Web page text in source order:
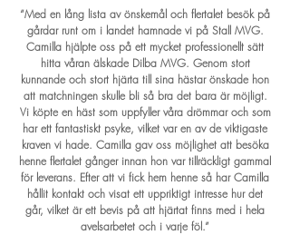
“Med en lång lista av önskemål och flertalet besök på
gårdar runt om i landet hamnade vi på Stall MVG.
Camilla hjälpte oss på ett mycket professionellt sätt
hitta våran älskade Dilba MVG. Genom stort
kunnande och stort hjärta till sina hästar önskade hon
att matchningen skulle bli så bra det bara är möjligt.
Vi köpte en häst som uppfyller våra drömmar och som
har ett fantastiskt psyke, vilket var en av de viktigaste
kraven vi hade. Camilla gav oss möjlighet att besöka
henne flertalet gånger innan hon var tillräckligt gammal
för leverans. Efter att vi fick hem henne så har Camilla
hållit kontakt och visat ett uppriktigt intresse hur det
går, vilket är ett bevis på att hjärtat finns med i hela
avelsarbetet och i varje föl.”